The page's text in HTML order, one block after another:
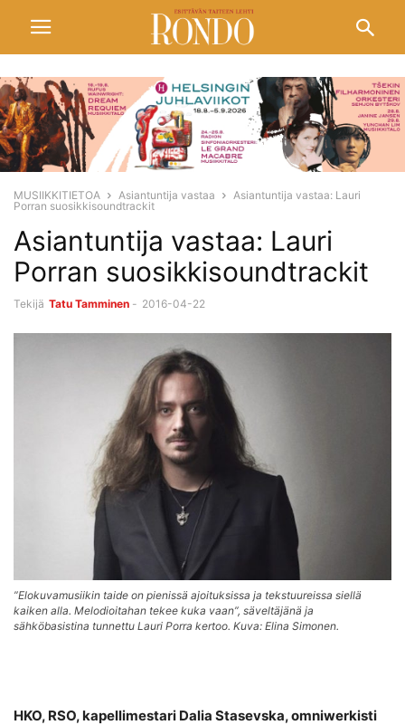
MUSIIKKITIETOA Asiantuntija vastaa
Asiantuntija vastaa: Lauri
Porran suosikkisoundtrackit
Asiantuntija vastaa: Lauri
Porran suosikkisoundtrackit
Tekijä Tatu Tamminen - 2016-04-22
”Elokuvamusiikin taide on pienissä ajoituksissa ja tekstuureissa siellä
kaiken alla. Melodioitahan tekee kuka vaan”, säveltäjänä ja
sähköbasistina tunnettu Lauri Porra kertoo. Kuva: Elina Simonen.
HKO, RSO, kapellimestari Dalia Stasevska, omniwerkisti